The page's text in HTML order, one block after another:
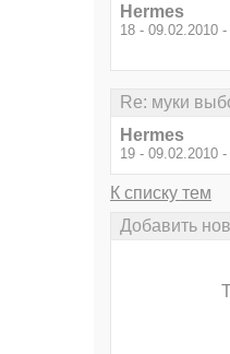
Hermes
18 - 09.02.2010
Re: муки
Hermes
19 - 09.02.2010
К списку тем
Добавить